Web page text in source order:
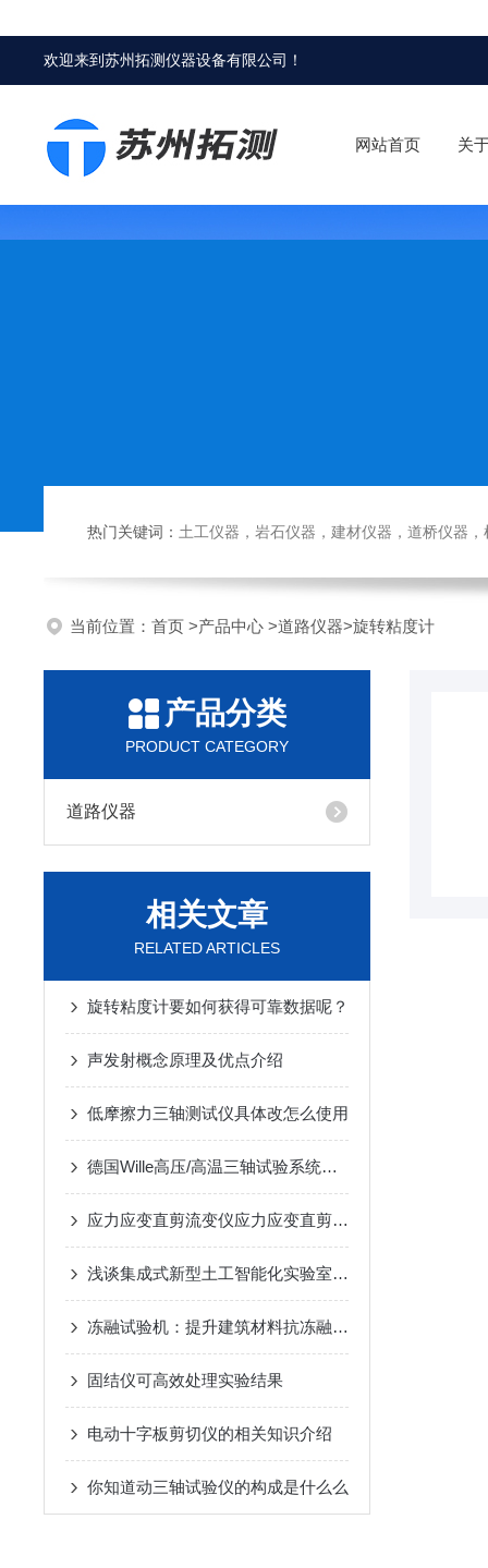
欢迎来到苏州拓测仪器设备有限公司 ！
网站首页 关
热门关键词： 土工仪器，岩石仪器，建材仪器，道桥仪器，检测
当前位置： 首页 >产品中心 >道路仪器>旋转粘度计
产品分类
PRODUCT CATEGORY
道路仪器
相关文章
RELATED ARTICLES
旋转粘度计要如何获得可靠数据呢？
声发射概念原理及优点介绍
低摩擦力三轴测试仪具体改怎么使用
德国Wille高压/高温三轴试验系统特点
应力应变直剪流变仪应力应变直剪流变仪
浅谈集成式新型土工智能化实验室建设
冻融试验机：提升建筑材料抗冻融性能的关键设备
固结仪可高效处理实验结果
电动十字板剪切仪的相关知识介绍
你知道动三轴试验仪的构成是什么么